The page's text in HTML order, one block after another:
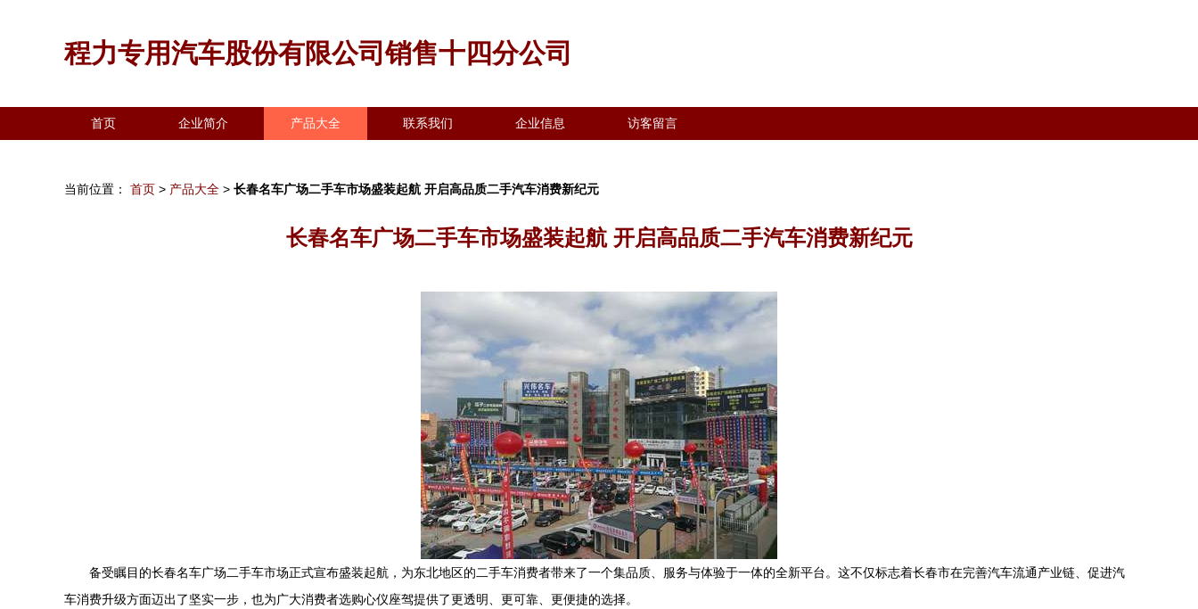
程力专用汽车股份有限公司销售十四分公司
首页 企业简介 产品大全 联系我们 企业信息 访客留言
当前位置： 首页 > 产品大全 > 长春名车广场二手车市场盛装起航 开启高品质二手汽车消费新纪元
长春名车广场二手车市场盛装起航 开启高品质二手汽车消费新纪元
备受瞩目的长春名车广场二手车市场正式宣布盛装起航，为东北地区的二手车消费者带来了一个集品质、服务与体验于一体的全新平台。这不仅标志着长春市在完善汽车流通产业链、促进汽
车消费升级方面迈出了坚实一步，也为广大消费者选购心仪座驾提供了更透明、更可靠、更便捷的选择。